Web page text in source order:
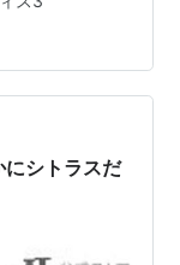
だけれども、
なさっぷりが
んなら何故ゆ
タイト…
にシトラスだ